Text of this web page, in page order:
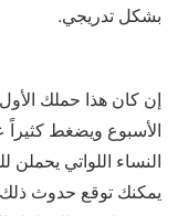
بشكل تدريجي.
إن كان هذا حملك
الأسبوع ويضغط
النساء اللواتي يحملن
يمكنك توقع حدوث